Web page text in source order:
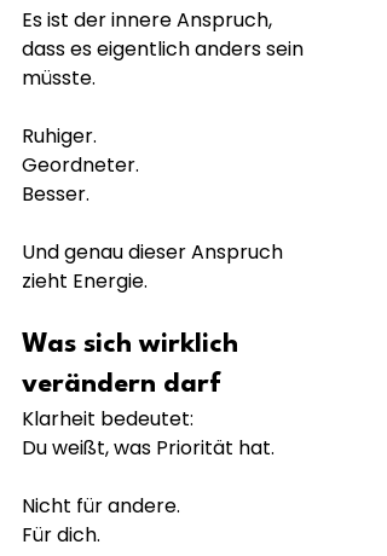
Es ist der innere Anspruch,
dass es eigentlich anders sein
müsste.
Ruhiger.
Geordneter.
Besser.
Und genau dieser Anspruch
zieht Energie.
Was sich wirklich
verändern darf
Klarheit bedeutet:
Du weißt, was Priorität hat.
Nicht für andere.
Für dich.